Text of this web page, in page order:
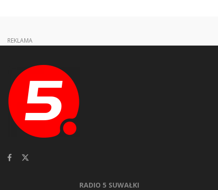
REKLAMA
RADIO 5 SUWAŁKI